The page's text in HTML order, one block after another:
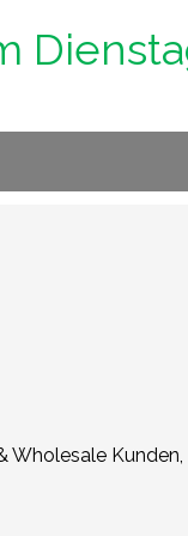
Wholesale Kunden,